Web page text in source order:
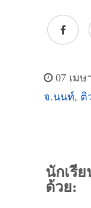
07 เมษ
จ.นนท์, ติ
นักเรี
ด้วย: